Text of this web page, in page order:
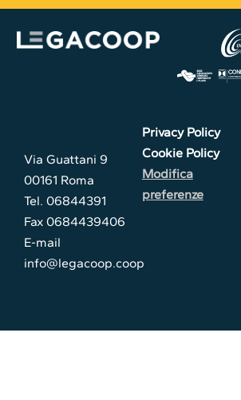
Via Guattani 9
00161 Roma
Tel. 06844391
Fax 0684439406
E-mail
info@legacoop.coop
Privacy Policy
Cookie Policy
Modifica
preferenze